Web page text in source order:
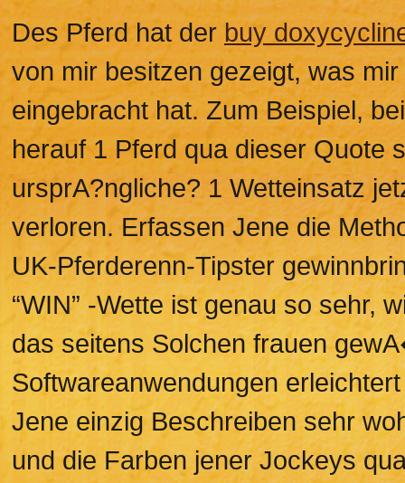
Des Pferd hat derbuy
von mir besitzen gezeigt, was
eingebracht hat. Zum Beispiel,
herauf 1 Pferd qua dieser Quote
ursprA?ngliche? 1 Wetteinsatz
verloren. Erfassen Jene die
UK-Pferderenn-Tipster
“WIN” -Wette ist genau so sehr,
das seitens Solchen frauen
Softwareanwendungen
Jene einzig Beschreiben sehr
und die Farben jener Jockeys